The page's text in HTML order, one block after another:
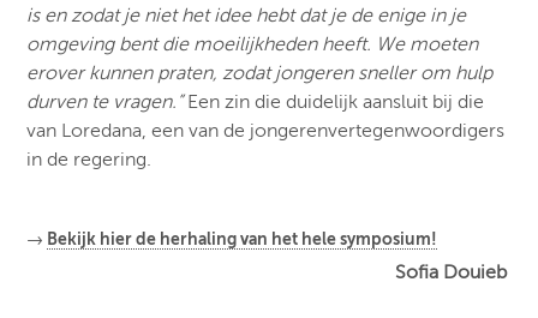
is en zodat je niet het idee hebt dat je de enige in je
omgeving bent die moeilijkheden heeft. We moeten
erover kunnen praten, zodat jongeren sneller om hulp
durven te vragen.”Een zin die duidelijk aansluit bij die
van Loredana, een van de jongerenvertegenwoordigers
in de regering.
→ Bekijk hier de herhaling van het hele symposium!
Sofia Douieb